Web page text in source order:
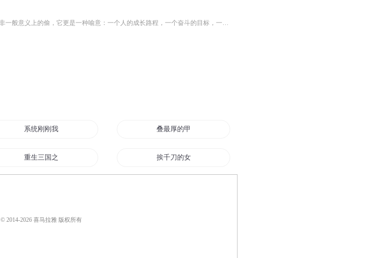
作者：鱼伦此偷非彼偷！！！‘神偷’并非一般意义上的偷，它更是一种喻意：一个人的成长路程，一个奋斗的目标，一种内心的追求！！一个高中生，普通的外表下藏着高超的偷技，但有原则的他却不行窃，可为了母亲的病，他决定出手一次，却意外得到神器——神...
系统刚刚我挨打的时候你在哪 叠最厚的甲挨最毒的打
重生三国之最强挨打系统 挨千刀的女人
© 2014-2026 喜马拉雅 版权所有